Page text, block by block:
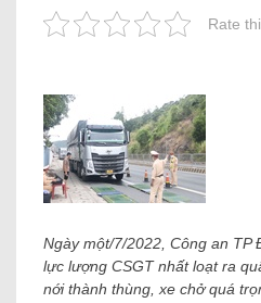
Rate
Ngày một/7/2022, Công an TP
lực lượng CSGT nhất loạt ra
nới thành thùng, xe chở quá